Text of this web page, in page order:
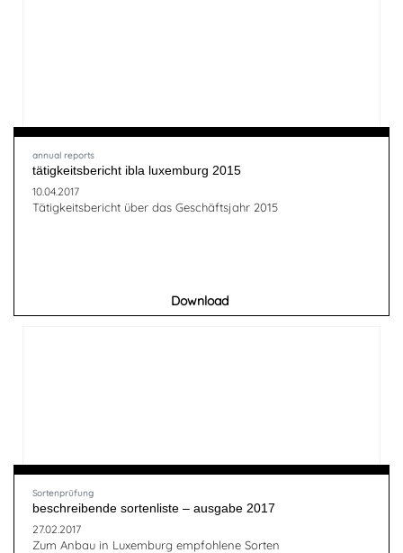
annual reports
tätigkeitsbericht ibla luxemburg 2015
10.04.2017
Tätigkeitsbericht über das Geschäftsjahr 2015
Download
Sortenprüfung
beschreibende sortenliste – ausgabe 2017
27.02.2017
Zum Anbau in Luxemburg empfohlene Sorten